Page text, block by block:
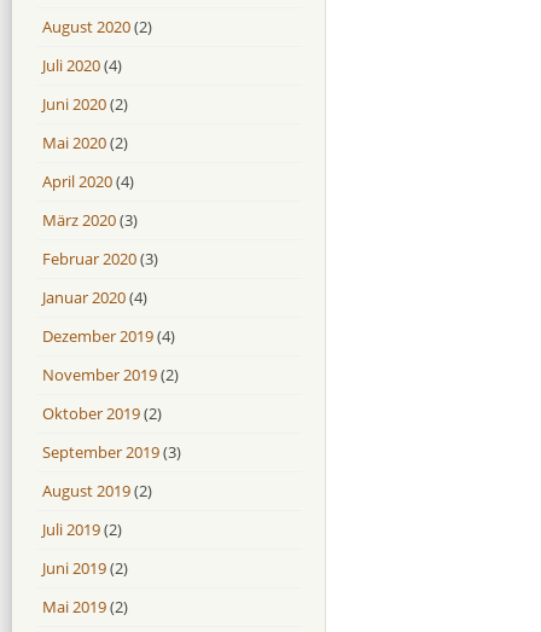
August 2020(2)
Juli 2020(4)
Juni 2020(2)
Mai 2020(2)
April 2020(4)
März 2020(3)
Februar 2020(3)
Januar 2020(4)
Dezember 2019(4)
November 2019(2)
Oktober 2019(2)
September 2019(3)
August 2019(2)
Juli 2019(2)
Juni 2019(2)
Mai 2019(2)